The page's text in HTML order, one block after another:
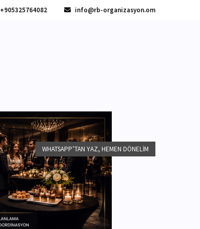
+905325764082 info@rb-organizasyon.om
WHATSAPP’TAN YAZ, HEMEN DÖNELIM